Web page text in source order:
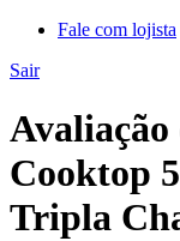
Fale com lojista
Sair
Avaliação
Cooktop
Tripla